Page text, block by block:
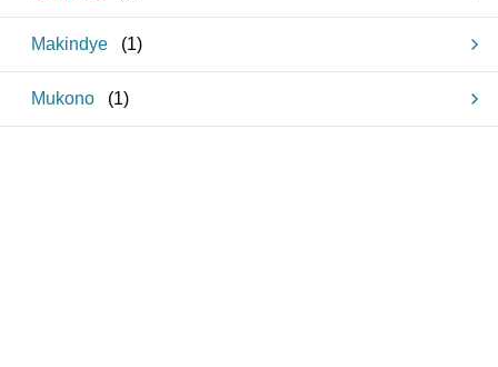
Makindye (1)
Mukono (1)